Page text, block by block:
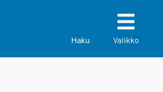
Haku Valikko